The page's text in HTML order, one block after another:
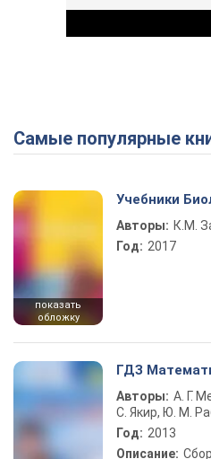
Самые популярные
показать
обложку
Учебники
Авторы: К.М.
Год: 2017
ГДЗ
Авторы: А. Г.
С. Якир, Ю. М.
Год: 2013
Описание: